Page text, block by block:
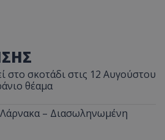
στο σκοτάδι στις 12 Αυγούστου
θέαμα
– Διασωληνωμένη